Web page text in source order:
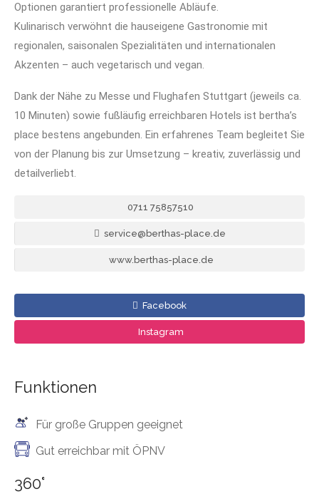
Optionen garantiert professionelle Abläufe.
Kulinarisch verwöhnt die hauseigene Gastronomie mit
regionalen, saisonalen Spezialitäten und internationalen
Akzenten – auch vegetarisch und vegan.
Dank der Nähe zu Messe und Flughafen Stuttgart (jeweils ca.
10 Minuten) sowie fußläufig erreichbaren Hotels ist bertha’s
place bestens angebunden. Ein erfahrenes Team begleitet Sie
von der Planung bis zur Umsetzung – kreativ, zuverlässig und
detailverliebt.
0711 75857510
service@berthas-place.de
www.berthas-place.de
Facebook
Instagram
Funktionen
Für große Gruppen geeignet
Gut erreichbar mit ÖPNV
360°